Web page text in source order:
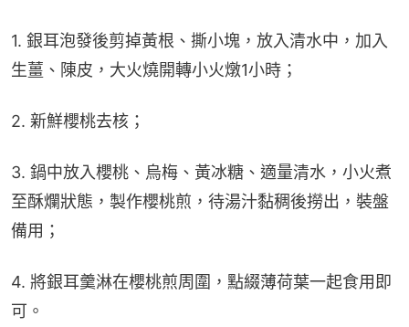
1. 銀耳泡發後剪掉黃根、撕小塊，放入清水中，加入
生薑、陳皮，大火燒開轉小火燉1小時；
2. 新鮮櫻桃去核；
3. 鍋中放入櫻桃、烏梅、黃冰糖、適量清水，小火煮
至酥爛狀態，製作櫻桃煎，待湯汁黏稠後撈出，裝盤
備用；
4. 將銀耳羹淋在櫻桃煎周圍，點綴薄荷葉一起食用即
可。